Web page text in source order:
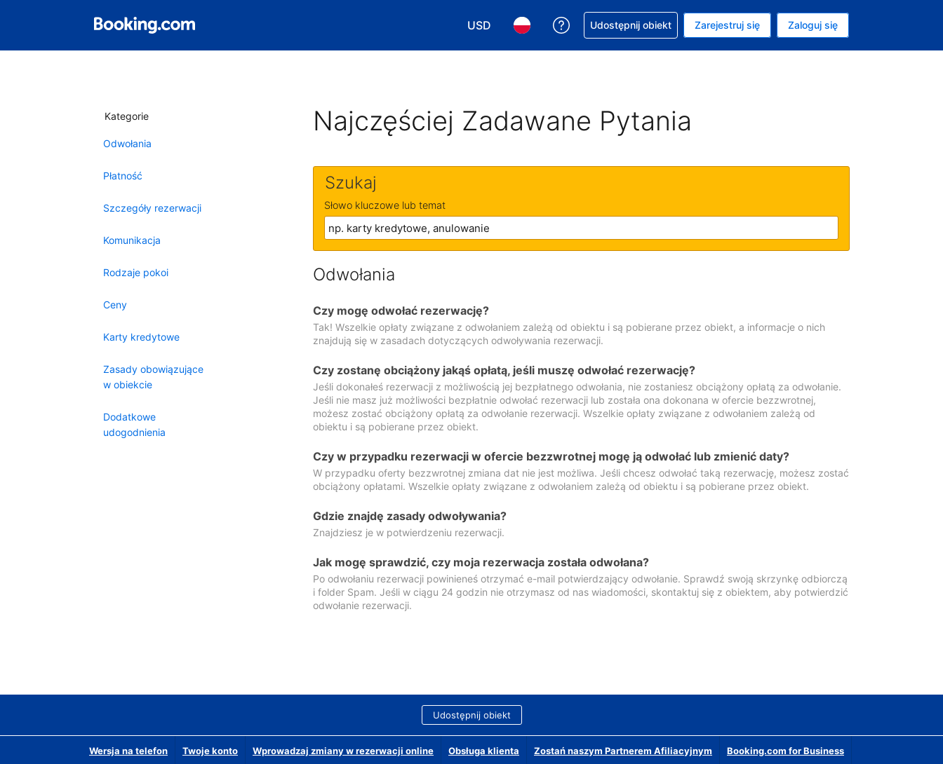
USD
Wybierz walutę. Wybrana waluta to Dolar amerykański
Wybierz język. Wybrany język to Polski
Uzyskaj pomoc w sprawie rezerwacji
Udostępnij obiekt Zarejestruj się Zaloguj się
Kategorie
Odwołania
Płatność
Szczegóły rezerwacji
Komunikacja
Rodzaje pokoi
Ceny
Karty kredytowe
Zasady obowiązujące
w obiekcie
Dodatkowe
udogodnienia
Najczęściej Zadawane Pytania
Szukaj
Słowo kluczowe lub temat
Odwołania
Czy mogę odwołać rezerwację?
Tak! Wszelkie opłaty związane z odwołaniem zależą od obiektu i są pobierane przez obiekt, a informacje o nich
znajdują się w zasadach dotyczących odwoływania rezerwacji.
Czy zostanę obciążony jakąś opłatą, jeśli muszę odwołać rezerwację?
Jeśli dokonałeś rezerwacji z możliwością jej bezpłatnego odwołania, nie zostaniesz obciążony opłatą za odwołanie.
Jeśli nie masz już możliwości bezpłatnie odwołać rezerwacji lub została ona dokonana w ofercie bezzwrotnej,
możesz zostać obciążony opłatą za odwołanie rezerwacji. Wszelkie opłaty związane z odwołaniem zależą od
obiektu i są pobierane przez obiekt.
Czy w przypadku rezerwacji w ofercie bezzwrotnej mogę ją odwołać lub zmienić daty?
W przypadku oferty bezzwrotnej zmiana dat nie jest możliwa. Jeśli chcesz odwołać taką rezerwację, możesz zostać
obciążony opłatami. Wszelkie opłaty związane z odwołaniem zależą od obiektu i są pobierane przez obiekt.
Gdzie znajdę zasady odwoływania?
Znajdziesz je w potwierdzeniu rezerwacji.
Jak mogę sprawdzić, czy moja rezerwacja została odwołana?
Po odwołaniu rezerwacji powinieneś otrzymać e-mail potwierdzający odwołanie. Sprawdź swoją skrzynkę odbiorczą
i folder Spam. Jeśli w ciągu 24 godzin nie otrzymasz od nas wiadomości, skontaktuj się z obiektem, aby potwierdzić
odwołanie rezerwacji.
Udostępnij obiekt
Wersja na telefon Twoje konto Wprowadzaj zmiany w rezerwacji online Obsługa klienta Zostań naszym Partnerem Afiliacyjnym Booking.com for Business